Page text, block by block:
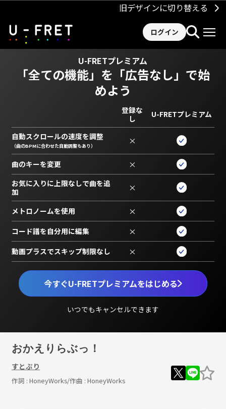
旧デザインに切り替える
ログイン
U-FRETプレミアム
「全ての機能」を 「広告なし」で始
めよう
今すぐU-FRETプレミアムをはじめる
いつでもキャンセルできます
登録な
し
U-FRETプレミアム
自動スクロールの速度を調整
（曲のBPMに合わせた自動調整もあり） ×
曲のキーを変更 ×
お気に入りに上限なしで曲を追
加
×
メトロノームを使用 ×
コード譜を自分用に編集 ×
動画プラスでスキップ制限なし ×
おかえりらぶっ！
すとぷり
作詞 : HoneyWorks/作曲 : HoneyWorks